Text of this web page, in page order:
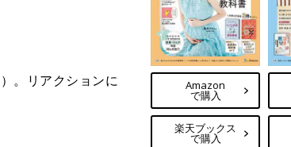
。リアクションに
Amazon
で購入
楽天ブックス
で購入